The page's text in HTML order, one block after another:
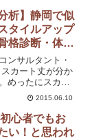
析】静岡で似
タイルアップ
格診断・体型
！
ンサルタント・
カート丈が分か
めったにスカー
ておくと、買い
ね。好きだけど
ル良く着られる
...
2015.06.10
心者でもお
い！と思われ